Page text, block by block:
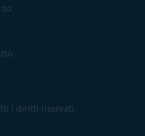
i diritti riservati.